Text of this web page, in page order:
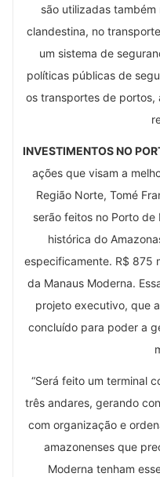
são utilizadas
clandestina, no
um sistema de
políticas públicas de
os transportes de portos,
INVESTIMENTOS NO
ações que visam a
Região Norte, Tomé
serão feitos no Porto de
histórica do
especificamente. R$ 875
da Manaus Moderna.
projeto executivo, que
concluído para poder a
“Será feito um terminal
três andares, gerando
com organização e
amazonenses que
Moderna tenham